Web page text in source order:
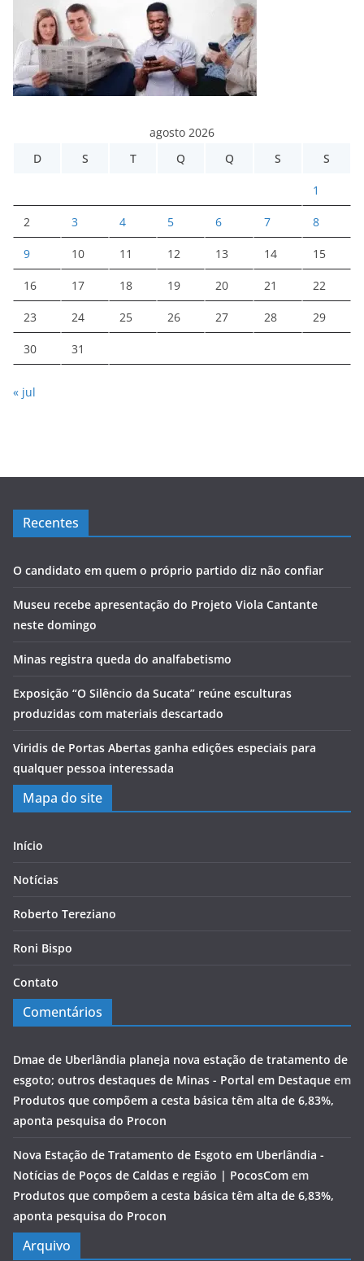
agosto 2026
D
S T Q Q S S
1
2 3 4 5 6 7 8
9 10 11 12 13 14 15
16 17 18 19 20 21 22
23 24 25 26 27 28 29
30 31
« jul
Recentes
O candidato em quem o próprio partido diz não confiar
Museu recebe apresentação do Projeto Viola Cantante
neste domingo
Minas registra queda do analfabetismo
Exposição “O Silêncio da Sucata” reúne esculturas
produzidas com materiais descartado
Viridis de Portas Abertas ganha edições especiais para
qualquer pessoa interessada
Mapa do site
Início
Notícias
Roberto Tereziano
Roni Bispo
Contato
Comentários
Dmae de Uberlândia planeja nova estação de tratamento de
esgoto; outros destaques de Minas - Portal em Destaque em
Produtos que compõem a cesta básica têm alta de 6,83%,
aponta pesquisa do Procon
Nova Estação de Tratamento de Esgoto em Uberlândia -
Notícias de Poços de Caldas e região | PocosCom em
Produtos que compõem a cesta básica têm alta de 6,83%,
aponta pesquisa do Procon
Arquivo